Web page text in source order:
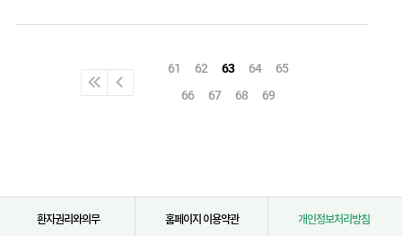
61 62 63 64
65
66
67 68 69
환자권리와의무 홈페이지 이용약관 개인정보처리방침